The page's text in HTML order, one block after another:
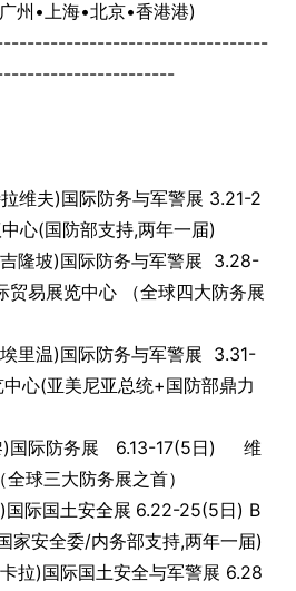
州•上海•北京•香港港)
维夫)国际防务与军警展 3.21-2
心(国防部支持,两年一届)
隆坡)国际防务与军警展 3.28-
易展览中心 （全球四大防务展
里温)国际防务与军警展 3.31-
心(亚美尼亚总统+国防部鼎力
)国际防务展 6.13-17(5日) 维
球三大防务展之首）
际国土安全展 6.22-25(5日) B
家安全委/内务部支持,两年一届)
拉)国际国土安全与军警展 6.28